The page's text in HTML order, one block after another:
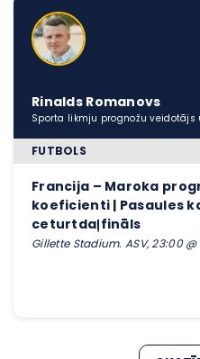
Rinalds Romanovs
Sporta likmju prognožu veidotājs
FUTBOLS
Francija – Maroka
koeficienti | Pasaules
ceturtdaļfināls
Gillette Stadium. ASV, 23:00